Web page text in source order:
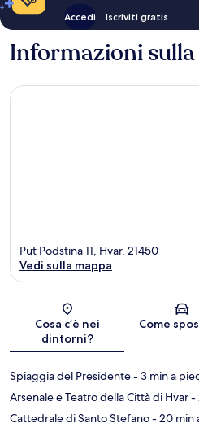
Accedi Iscriviti gratis
Informazioni
Put Podstina 11, Hvar, 21450
Vedi sulla mappa
Cosa c’è nei
dintorni?
Come
Spiaggia del Presidente- 3 min a
Arsenale e Teatro della Città di Hvar-
Cattedrale di Santo Stefano- 20 min